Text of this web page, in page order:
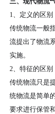
1、定义的区别
传统物流一般
流提出了物流
实施。
2、特征的区别
传统物流只是
统物流是简单
要求进行保管